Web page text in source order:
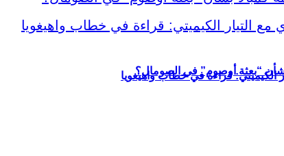
الكيميتي: قراءة في خطاب واهيغويا